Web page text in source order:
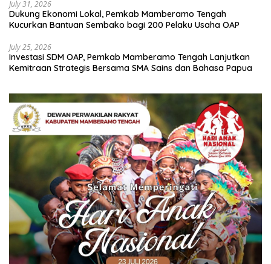
July 31, 2026
Dukung Ekonomi Lokal, Pemkab Mamberamo Tengah
Kucurkan Bantuan Sembako bagi 200 Pelaku Usaha OAP
July 25, 2026
Investasi SDM OAP, Pemkab Mamberamo Tengah Lanjutkan
Kemitraan Strategis Bersama SMA Sains dan Bahasa Papua